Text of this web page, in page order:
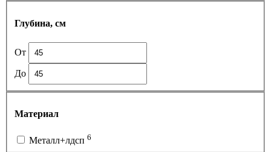
Глубина, см
От
До
Материал
Металл+лдсп 6